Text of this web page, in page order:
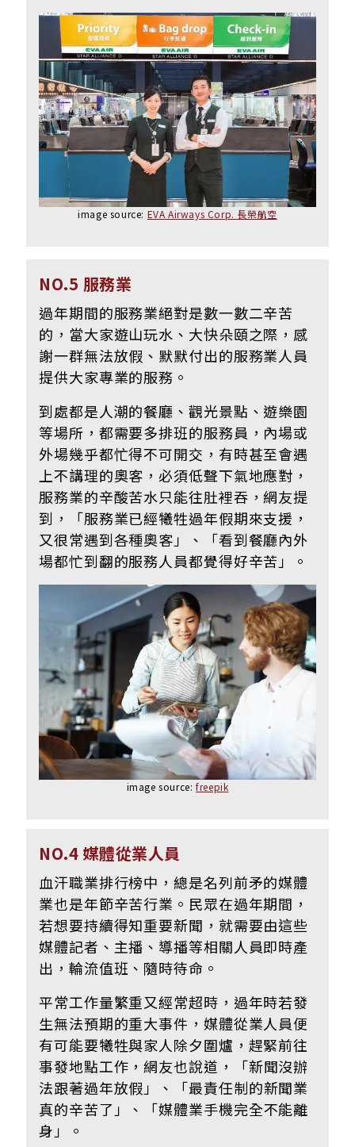
image source: EVA Airways Corp. 長榮航空
NO.5 服務業
過年期間的服務業絕對是數一數二辛苦
的，當大家遊山玩水、大快朵頤之際，感
謝一群無法放假、默默付出的服務業人員
提供大家專業的服務。
到處都是人潮的餐廳、觀光景點、遊樂園
等場所，都需要多排班的服務員，內場或
外場幾乎都忙得不可開交，有時甚至會遇
上不講理的奧客，必須低聲下氣地應對，
服務業的辛酸苦水只能往肚裡吞，網友提
到，「服務業已經犧牲過年假期來支援，
又很常遇到各種奧客」、「看到餐廳內外
場都忙到翻的服務人員都覺得好辛苦」。
image source: freepik
NO.4 媒體從業人員
血汗職業排行榜中，總是名列前矛的媒體
業也是年節辛苦行業。民眾在過年期間，
若想要持續得知重要新聞，就需要由這些
媒體記者、主播、導播等相關人員即時產
出，輪流值班、隨時待命。
平常工作量繁重又經常超時，過年時若發
生無法預期的重大事件，媒體從業人員便
有可能要犧牲與家人除夕圍爐，趕緊前往
事發地點工作，網友也說道，
「新聞沒辦
法跟著過年放假 」、
「最責任制的新聞業
真的辛苦了」、
「媒體業手機完全不能離
身」。